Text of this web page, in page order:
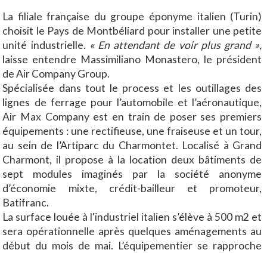
La filiale française du groupe éponyme italien (Turin)
choisit le Pays de Montbéliard pour installer une petite
unité industrielle. « En attendant de voir plus grand »,
laisse entendre Massimiliano Monastero, le président
de Air Company Group.
Spécialisée dans tout le process et les outillages des
lignes de ferrage pour l’automobile et l’aéronautique,
Air Max Company est en train de poser ses premiers
équipements : une rectifieuse, une fraiseuse et un tour,
au sein de l’Artiparc du Charmontet. Localisé à Grand
Charmont, il propose à la location deux bâtiments de
sept modules imaginés par la société anonyme
d’économie mixte, crédit-bailleur et promoteur,
Batifranc.
La surface louée à l'industriel italien s’élève à 500 m2 et
sera opérationnelle après quelques aménagements au
début du mois de mai. L’équipementier se rapproche